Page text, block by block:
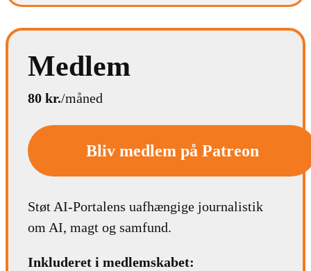
Medlem
80 kr./måned
Bliv medlem på Patreon
Støt AI-Portalens uafhængige journalistik
om AI, magt og samfund.
Inkluderet i medlemskabet: